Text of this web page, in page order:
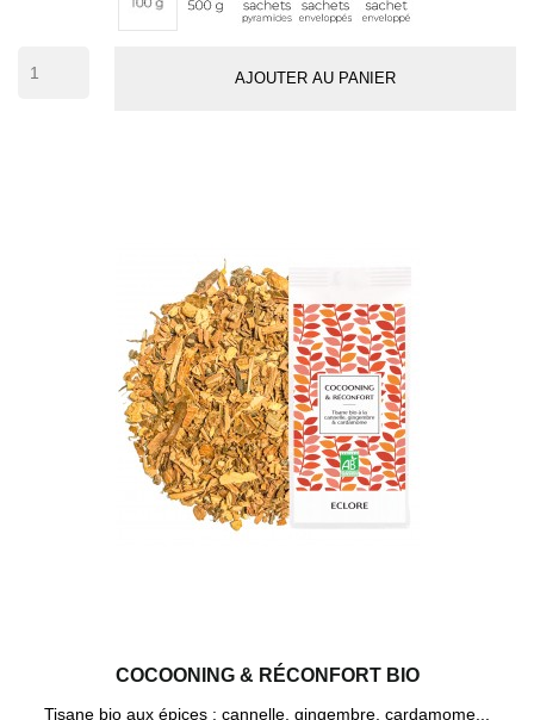
AJOUTER AU PANIER
COCOONING & RÉCONFORT BIO
Tisane bio aux épices : cannelle, gingembre, cardamome...